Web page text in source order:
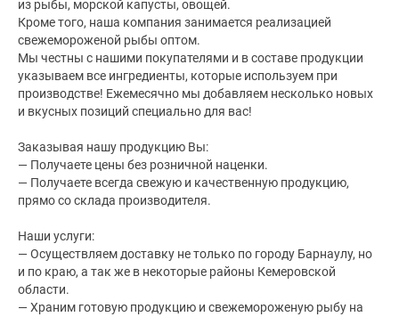
из рыбы, морской капусты, овощей.
Кроме того, наша компания занимается реализацией
свежемороженой рыбы оптом.
Мы честны с нашими покупателями и в составе продукции
указываем все ингредиенты, которые используем при
производстве! Ежемесячно мы добавляем несколько новых
и вкусных позиций специально для вас!
Заказывая нашу продукцию Вы:
— Получаете цены без розничной наценки.
— Получаете всегда свежую и качественную продукцию,
прямо со склада производителя.
Наши услуги:
— Осуществляем доставку не только по городу Барнаулу, но
и по краю, а так же в некоторые районы Кемеровской
области.
— Храним готовую продукцию и свежемороженую рыбу на